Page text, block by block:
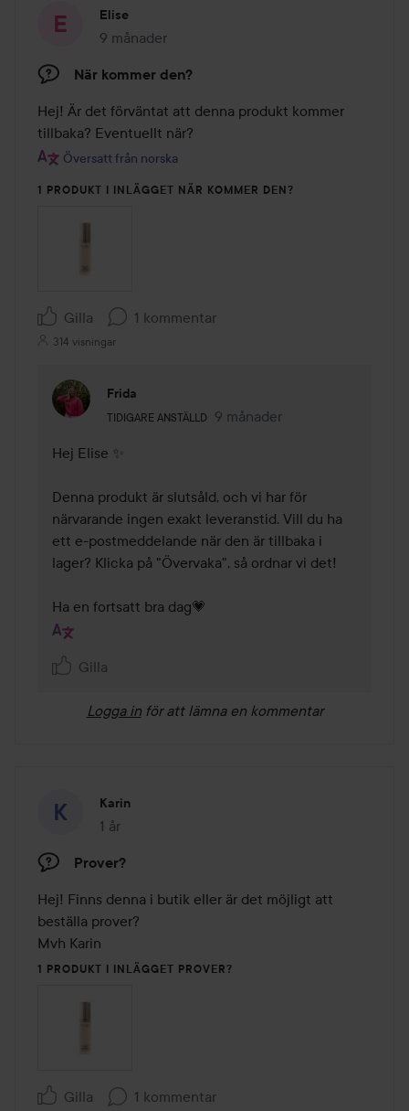
Elise
9 månader
Inlägget skapades 9 månader
När kommer den?
Hej! Är det förväntat att denna produkt kommer
tillbaka? Eventuellt när?
Översatt från norska
1 PRODUKT I INLÄGGET NÄR KOMMER DEN?
Gilla 1 kommentar
314 visningar
Frida
TIDIGARE ANSTÄLLD
Användarens roll: Tidigare anställd.
9 månader
Kommentaren lades 9
Hej Elise ✨
Denna produkt är slutsåld, och vi har för
närvarande ingen exakt leveranstid. Vill du ha
ett e-postmeddelande när den är tillbaka i
lager? Klicka på "Övervaka", så ordnar vi det!
Ha en fortsatt bra dag💗
Gilla
Logga in för att lämna en kommentar
Karin
1 år
Inlägget skapades 1 år
Prover?
Hej! Finns denna i butik eller är det möjligt att
beställa prover?
Mvh Karin
1 PRODUKT I INLÄGGET PROVER?
Gilla 1 kommentar